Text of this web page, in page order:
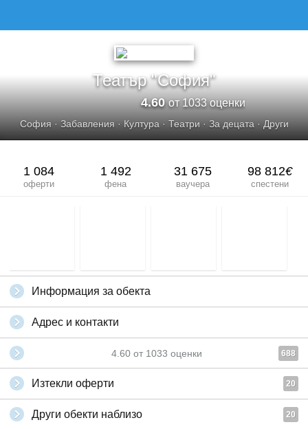
Театър "София"
4.60от 1033 оценки
София· Забавления· Култура· Театри· За децата· Други
1 084
оферти
1 492
фена
31 675
ваучера
98 812€
спестени
Информация за обекта
Адрес и контакти
4.60 от 1033 оценки 688
Изтекли оферти 20
Други обекти наблизо 20